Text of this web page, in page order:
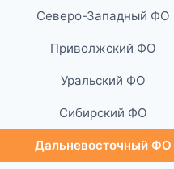
Северо-Западный ФО
Приволжский ФО
Уральский ФО
Сибирский ФО
Дальневосточный ФО